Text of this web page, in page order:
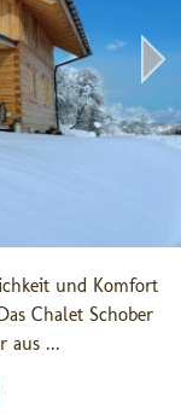
und Komfort
Chalet Schober
aus ...